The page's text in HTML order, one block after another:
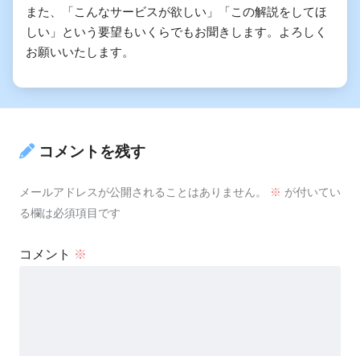
また、「こんなサービスが欲しい」「この解説をしてほ
しい」という要望もいくらでもお聞きします。よろしく
お願いいたします。
コメントを残す
メールアドレスが公開されることはありません。 ※ が付いてい
る欄は必須項目です
コメント ※